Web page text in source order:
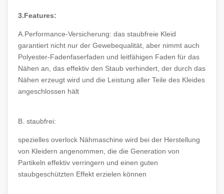
3.Features:
A.Performance-Versicherung: das staubfreie Kleid
garantiert nicht nur der Gewebequalität, aber nimmt auch
Polyester-Fadenfaserfaden und leitfähigen Faden für das
Nähen an, das effektiv den Staub verhindert, der durch das
Nähen erzeugt wird und die Leistung aller Teile des Kleides
angeschlossen hält
B. staubfrei:
spezielles overlock Nähmaschine wird bei der Herstellung
von Kleidern angenommen, die die Generation von
Partikeln effektiv verringern und einen guten
staubgeschützten Effekt erzielen können